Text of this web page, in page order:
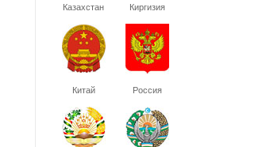
Казахстан Киргизия
Китай Россия